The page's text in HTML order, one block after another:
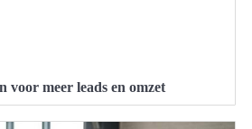
voor meer leads en omzet